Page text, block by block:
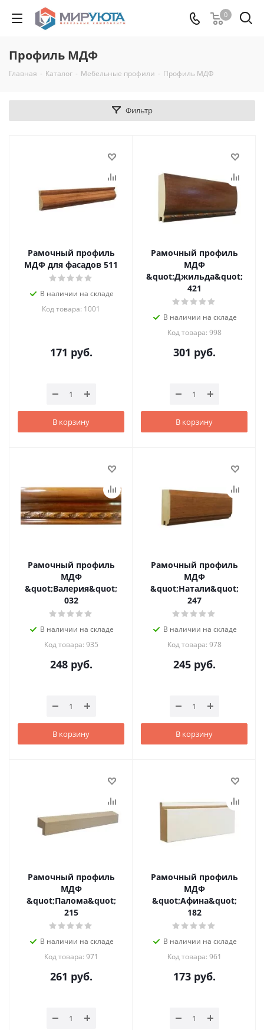
0
Профиль МДФ
Главная - Каталог - Мебельные профили - Профиль МДФ
Фильтр
Рамочный профиль
МДФ для фасадов 511
В наличии на складе
Код товара: 1001
171 руб.
В корзину
Рамочный профиль
МДФ
&quot;Джильда&quot;
421
В наличии на складе
Код товара: 998
301 руб.
В корзину
Рамочный профиль
МДФ
&quot;Валерия&quot;
032
В наличии на складе
Код товара: 935
248руб.
В корзину
Рамочный профиль
МДФ
&quot;Натали&quot;
247
В наличии на складе
Код товара: 978
245руб.
В корзину
Рамочный профиль
МДФ
&quot;Палома&quot;
215
В наличии на складе
Код товара: 971
261 руб.
Рамочный профиль
МДФ
&quot;Афина&quot;
182
В наличии на складе
Код товара: 961
173руб.